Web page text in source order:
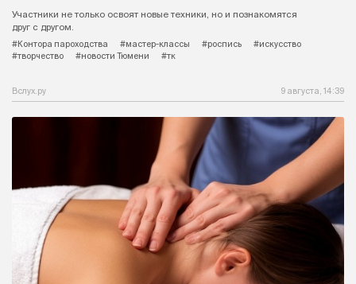
Участники не только освоят новые техники, но и познакомятся
друг с другом.
#Контора пароходства
#мастер-классы #роспись
#искусство
#творчество
#новости Тюмени #тк
Вслух.ру 9 августа, 14:39